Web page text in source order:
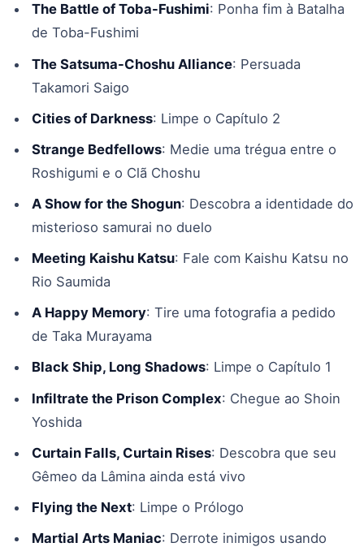
The Battle of Toba-Fushimi: Ponha fim à Batalha
de Toba-Fushimi
The Satsuma-Choshu Alliance: Persuada
Takamori Saigo
Cities of Darkness: Limpe o Capítulo 2
Strange Bedfellows: Medie uma trégua entre o
Roshigumi e o Clã Choshu
A Show for the Shogun: Descobra a identidade do
misterioso samurai no duelo
Meeting Kaishu Katsu: Fale com Kaishu Katsu no
Rio Saumida
A Happy Memory: Tire uma fotografia a pedido
de Taka Murayama
Black Ship, Long Shadows: Limpe o Capítulo 1
Infiltrate the Prison Complex: Chegue ao Shoin
Yoshida
Curtain Falls, Curtain Rises: Descobra que seu
Gêmeo da Lâmina ainda está vivo
Flying the Next: Limpe o Prólogo
Martial Arts Maniac: Derrote inimigos usando